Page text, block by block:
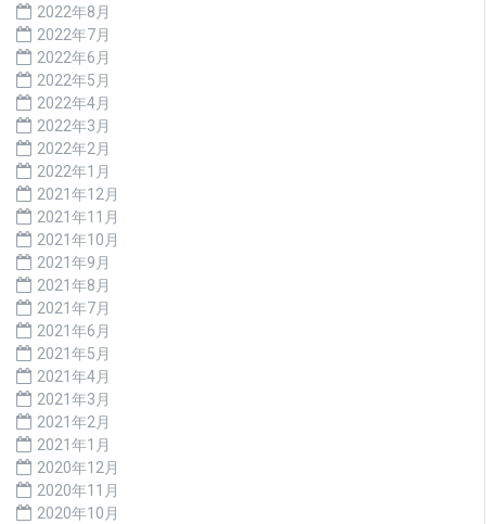
2022年8月
2022年7月
2022年6月
2022年5月
2022年4月
2022年3月
2022年2月
2022年1月
2021年12月
2021年11月
2021年10月
2021年9月
2021年8月
2021年7月
2021年6月
2021年5月
2021年4月
2021年3月
2021年2月
2021年1月
2020年12月
2020年11月
2020年10月